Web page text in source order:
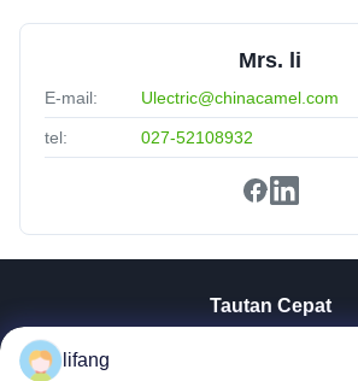
Mrs. li
E-mail: Ulectric@chinacamel.com
tel: 027-52108932
Tautan Cepat
lifang